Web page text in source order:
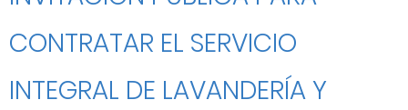
CONTRATAR EL SERVICIO
INTEGRAL DE LAVANDERÍA Y